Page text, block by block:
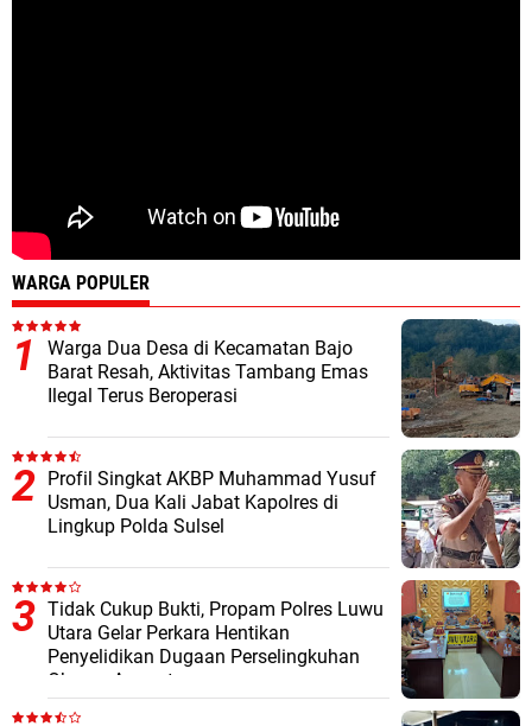
WARGA POPULER
Warga Dua Desa di Kecamatan Bajo
Barat Resah, Aktivitas Tambang Emas
Ilegal Terus Beroperasi
Profil Singkat AKBP Muhammad Yusuf
Usman, Dua Kali Jabat Kapolres di
Lingkup Polda Sulsel
Tidak Cukup Bukti, Propam Polres Luwu
Utara Gelar Perkara Hentikan
Penyelidikan Dugaan Perselingkuhan
Oknum Anggota